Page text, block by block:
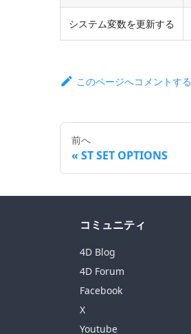
システム変数を更新する
このページへコメントする
前へ
ST SET OPTIONS
コミュニティ
4D Blog
4D Forum
Facebook
X
Youtube